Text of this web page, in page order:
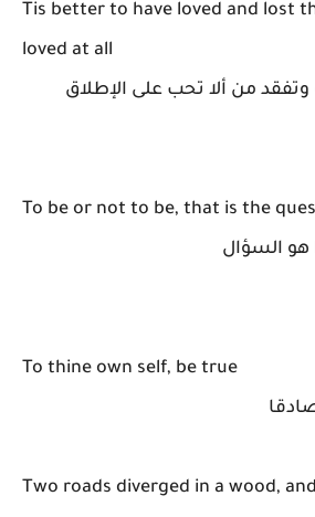
Tis better to have loved and lost
loved at all
من ألا تحب على الإطلاق
To be or not to be, that is the
هو السؤال
To thine own self, be true
Two roads diverged in a wood,